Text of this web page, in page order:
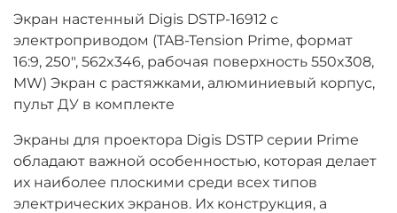
Экран настенный Digis DSTP-16912 с
электроприводом (TAB-Tension Prime, формат
16:9, 250", 562x346, рабочая поверхность 550x308,
MW) Экран с растяжками, алюминиевый корпус,
пульт ДУ в комплекте
Экраны для проектора Digis DSTP серии Prime
обладают важной особенностью, которая делает
их наиболее плоскими среди всех типов
электрических экранов. Их конструкция, а